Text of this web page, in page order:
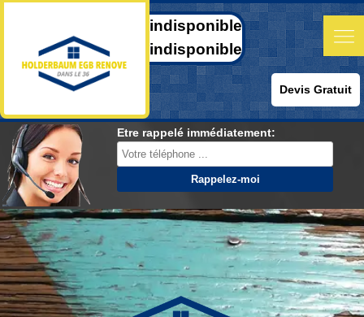
indisponible
indisponible
Devis Gratuit
Etre rappelé immédiatement: